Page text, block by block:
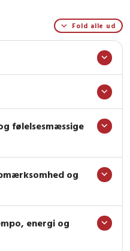
Fold alle ud
følelsesmæssige
og
energi og